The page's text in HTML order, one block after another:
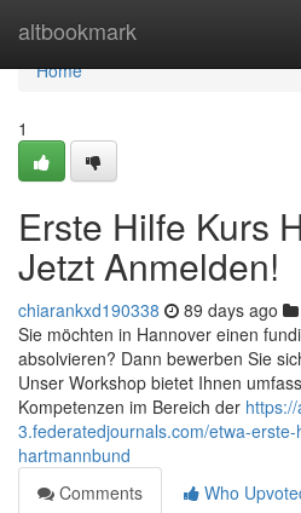
altbookmark
Home
Home
1
Erste Hilfe Kurs
Jetzt Anmelden!
chiarankxd190338 89 days ago
Sie möchten in Hannover einen
absolvieren? Dann bewerben Sie
Unser Workshop bietet Ihnen
Kompetenzen im Bereich der
3.federatedjournals.com/etwa-
hartmannbund
Comments
Who